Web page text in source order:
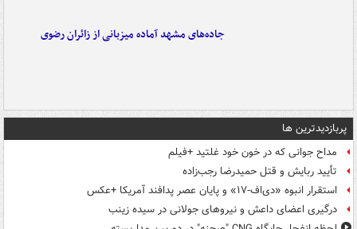
جاده‌های مشهد آماده میزبانی از زائران رضوی
پربازدیدترین ها
مداح جوانی که در خون خود غلتید +فیلم
تأیید ربایش و قتل حمیدرضا رجب‌زاده
استقرار انبوه «دی‌اف‑۱۷» و پایان عصر پدافند آمریکا +عکس
درگیری اعضای داعش و نیروهای جولانی در سیده زینب